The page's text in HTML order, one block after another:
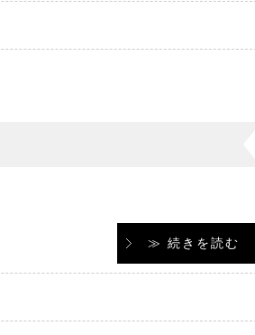
≫ 続きを読む